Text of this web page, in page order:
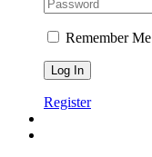
Remember Me
Register